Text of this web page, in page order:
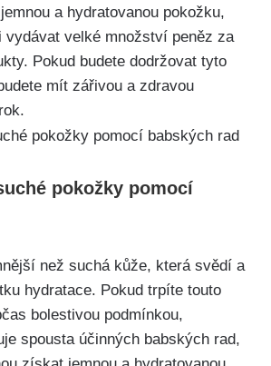
a ​hydratovanou pokožku,
​vydávat⁢ velké množství ⁤peněz za
Pokud budete dodržovat tyto
mít zářivou a zdravou
pokožky​ pomocí
než⁣ suchá kůže, která svědí a
hydratace. Pokud trpíte⁣ touto
bolestivou podmínkou,
spousta ⁤účinných babských rad,